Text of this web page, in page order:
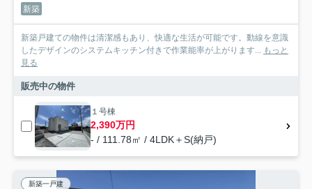
新築
新築戸建ての物件は清潔感もあり、快適な生活が可能です。動線を意識
したデザインのシステムキッチン付きで作業能率が上がります... もっと
見る
販売中の物件
１号棟
2,390万円
- / 111.78㎡ / 4LDK＋S(納戸)
新築一戸建